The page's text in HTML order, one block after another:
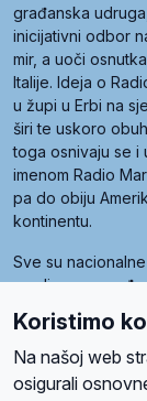
građanska
inicijativni odbor
mir, a uoči
Italije. Ideja o
u župi u Erbi na
širi te uskoro
toga osnivaju se i
imenom Radio
pa do obiju
kontinentu.
Sve su
zemljama, a
pod nazivom
Radio Maria).
kojima je i
Koristimo
Na našoj web
osigurali